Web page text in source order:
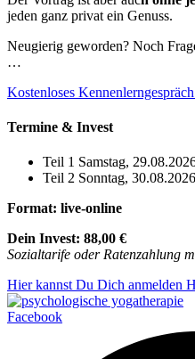
jeden ganz privat ein Genuss.
Neugierig geworden? Noch
…
Kostenloses Kennenlerngespräch
Termine & Invest
Teil 1 Samstag,
Teil 2 Sonntag,
Format: live-online
Dein Invest: 88,00 €
Sozialtarife oder Ratenzahlung
Hier kannst Du Dich anmelden
Facebook